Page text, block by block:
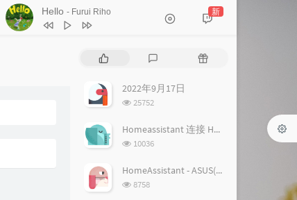
Hello - Furui Riho 新
评
随
2022年9月17日
浏
次
25752
Homeassistant 连接 Homekit 方法
浏
次
10036
HomeAssistant - ASUS(梅林) 路由追踪设置
浏
8758